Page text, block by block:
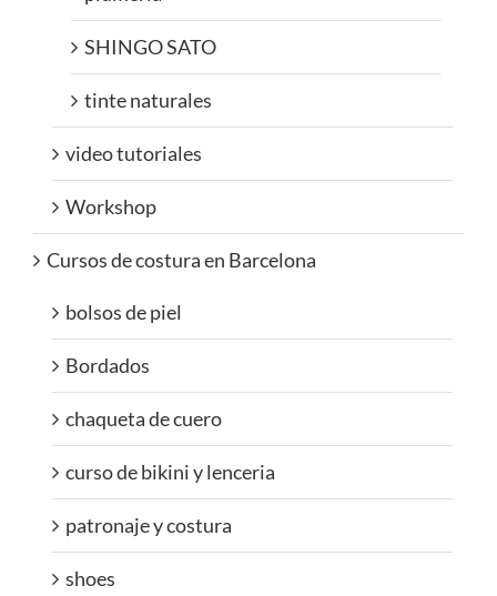
SHINGO SATO
tinte naturales
video tutoriales
Workshop
Cursos de costura en Barcelona
bolsos de piel
Bordados
chaqueta de cuero
curso de bikini y lenceria
patronaje y costura
shoes